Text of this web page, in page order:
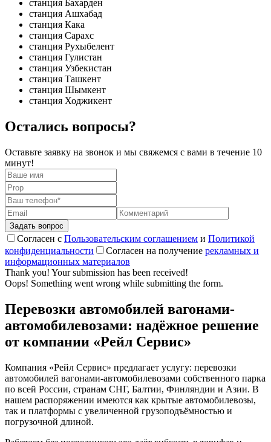
станция Бахарден
станция Ашхабад
станция Кака
станция Сарахс
станция Рухыбелент
станция Гулистан
станция Узбекистан
станция Ташкент
станция Шымкент
станция Ходжикент
Остались вопросы?
Оставьте заявку на звонок и мы свяжемся с вами в течение 10
минут!
Согласен с Пользовательским соглашением и Политикой
конфиденциальности
Согласен на получение рекламных и
информационных материалов
Thank you! Your submission has been received!
Oops! Something went wrong while submitting the form.
Перевозки автомобилей вагонами-
автомобилевозами: надёжное решение
от компании «Рейл Сервис»
Компания «Рейл Сервис» предлагает услугу: перевозки
автомобилей вагонами-автомобилевозами собственного парка
по всей России, странам СНГ, Балтии, Финляндии и Азии. В
нашем распоряжении имеются как крытые автомобилевозы,
так и платформы с увеличенной грузоподъёмностью и
погрузочной длиной.